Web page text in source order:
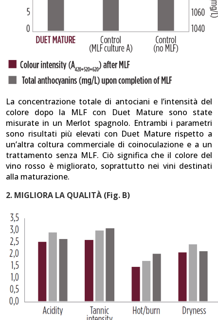
La concentrazione totale di antociani e l’intensità del
colore dopo la MLF con Duet Mature sono state
misurate in un Merlot spagnolo. Entrambi i parametri
sono risultati più elevati con Duet Mature rispetto a
un’altra coltura commerciale di coinoculazione e a un
trattamento senza MLF. Ciò significa che il colore del
vino rosso è migliorato, soprattutto nei vini destinati
alla maturazione.
2. MIGLIORA LA QUALITÀ (Fig. B)